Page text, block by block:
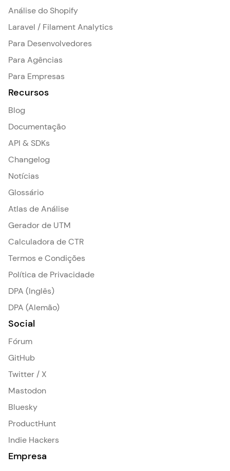
Análise do Shopify
Laravel / Filament Analytics
Para Desenvolvedores
Para Agências
Para Empresas
Recursos
Blog
Documentação
API & SDKs
Changelog
Notícias
Glossário
Atlas de Análise
Gerador de UTM
Calculadora de CTR
Termos e Condições
Política de Privacidade
DPA (Inglês)
DPA (Alemão)
Social
Fórum
GitHub
Twitter / X
Mastodon
Bluesky
ProductHunt
Indie Hackers
Empresa